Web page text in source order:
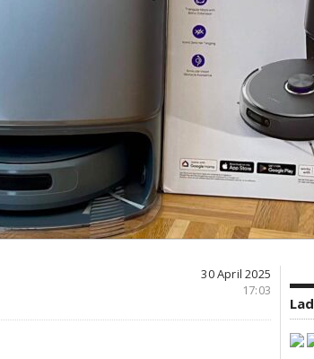
30 April 2025
17:03